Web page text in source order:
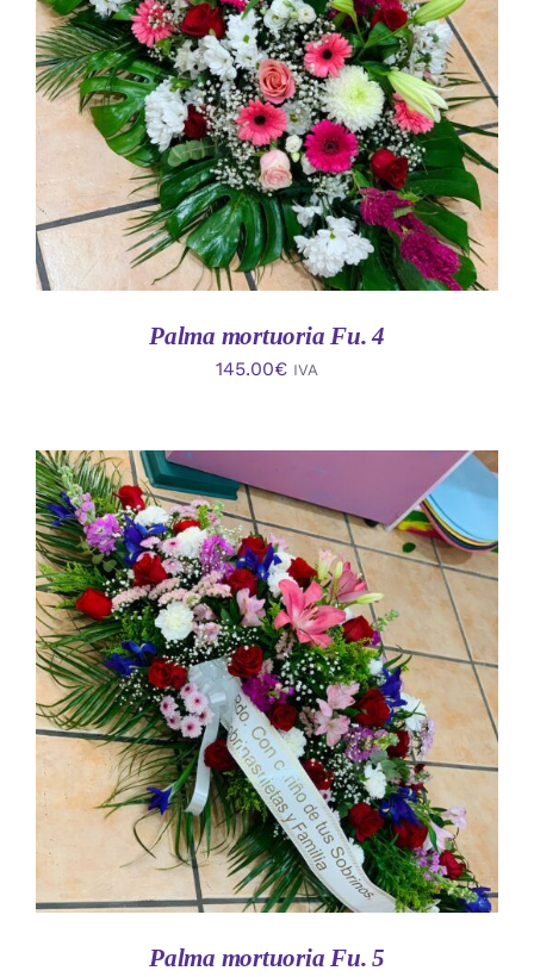
AÑADIR AL CARRITO
/
DETALLES
Palma mortuoria Fu. 4
145.00€ IVA
AÑADIR AL CARRITO
/
DETALLES
Palma mortuoria Fu. 5